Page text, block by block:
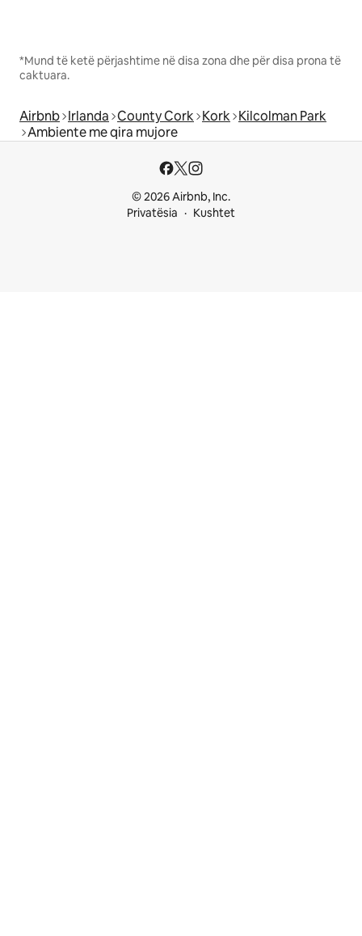
*Mund të ketë përjashtime në disa zona dhe për disa prona të
caktuara.
Airbnb Irlanda County Cork Kork Kilcolman Park
Ambiente me qira mujore
© 2026 Airbnb, Inc.
Privatësia
Kushtet